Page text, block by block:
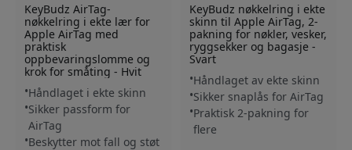
KeyBudz AirTag-
nøkkelring i ekte lær for
Apple AirTag med
praktisk
oppbevaringslomme og
krok for småting - Hvit
Håndlaget i ekte skinn
Sikker passform for
AirTag
Beskytter mot fall og støt
KeyBudz nøkkelring i ekte
skinn til Apple AirTag, 2-
pakning for nøkler, vesker,
ryggsekker og bagasje -
Svart
Håndlaget av ekte skinn
Sikker snaplås for AirTag
Praktisk 2-pakning for
flere